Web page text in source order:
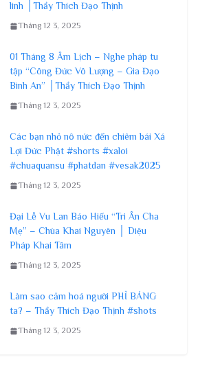
linh │Thầy Thích Đạo Thịnh
Tháng 12 3, 2025
01 Tháng 8 Âm Lịch – Nghe pháp tu
tập “Công Đức Vô Lượng – Gia Đạo
Bình An” │Thầy Thích Đạo Thịnh
Tháng 12 3, 2025
Các bạn nhỏ nô nức đến chiêm bái Xá
Lợi Đức Phật #shorts #xaloi
#chuaquansu #phatdan #vesak2025
Tháng 12 3, 2025
Đại Lễ Vu Lan Báo Hiếu “Tri Ân Cha
Mẹ” – Chùa Khai Nguyên │ Diệu
Pháp Khai Tâm
Tháng 12 3, 2025
Làm sao cảm hoá người PHỈ BÁNG
ta? – Thầy Thích Đạo Thịnh #shots
Tháng 12 3, 2025